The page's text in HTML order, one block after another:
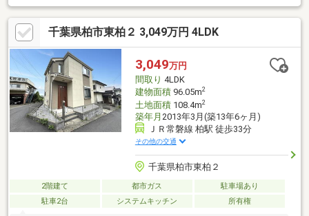
す。■選ばれ続けて「お客様の声」2000件以上突破！多くの信頼
と感謝の言葉を頂く、実績と信頼の東宝ハウス船橋にお任せくだ
さい。■独自のFP相談【未来カレンダー】資金計画の漠然とした
不安を『見える化』して幸せな未来へのスタートを切りましょ
う。■業界初の無料アフターサポート【TOHO HOUSE CLUB】ご
購入後もお客様の『住まい』と『暮らし』の安心・安全を無料で
守ります。お気軽にお問合せ下さい！
千葉県柏市東柏２ 3,049万円 4LDK
3,049万円
間取り 4LDK
建物面積96.05m2
土地面積108.4m2
築年月 2013年3月(築13年6ヶ月)
ＪＲ常磐線 柏駅 徒歩33分
その他の交通
千葉県柏市東柏２
2階建て 都市ガス
駐車場あり
駐車2台
システムキッチン 所有権